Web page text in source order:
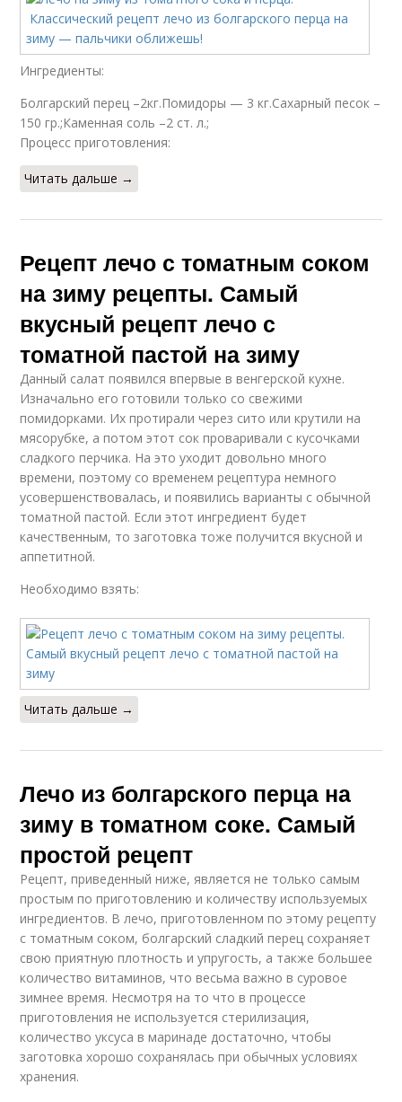
Ингредиенты:
Болгарский перец –2кг.Помидоры — 3 кг.Сахарный песок –
150 гр.;Каменная соль –2 ст. л.;
Процесс приготовления:
Читать дальше →
Рецепт лечо с томатным соком
на зиму рецепты. Самый
вкусный рецепт лечо с
томатной пастой на зиму
Данный салат появился впервые в венгерской кухне.
Изначально его готовили только со свежими
помидорками. Их протирали через сито или крутили на
мясорубке, а потом этот сок проваривали с кусочками
сладкого перчика. На это уходит довольно много
времени, поэтому со временем рецептура немного
усовершенствовалась, и появились варианты с обычной
томатной пастой. Если этот ингредиент будет
качественным, то заготовка тоже получится вкусной и
аппетитной.
Необходимо взять:
Читать дальше →
Лечо из болгарского перца на
зиму в томатном соке. Самый
простой рецепт
Рецепт, приведенный ниже, является не только самым
простым по приготовлению и количеству используемых
ингредиентов. В лечо, приготовленном по этому рецепту
с томатным соком, болгарский сладкий перец сохраняет
свою приятную плотность и упругость, а также большее
количество витаминов, что весьма важно в суровое
зимнее время. Несмотря на то что в процессе
приготовления не используется стерилизация,
количество уксуса в маринаде достаточно, чтобы
заготовка хорошо сохранялась при обычных условиях
хранения.